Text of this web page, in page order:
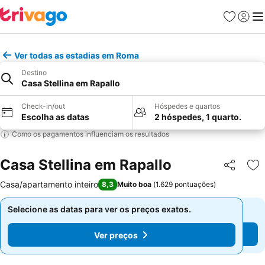
Favoritos
Iniciar
Ver todas as estadias em Roma
Destino
Casa Stellina em Rapallo
Check-in/out
Escolha as datas
Hóspedes e quartos
2 hóspedes, 1 quarto.
Como os pagamentos influenciam os resultados
Casa Stellina em Rapallo Partilhar
Casa/apartamento inteiro 8,3 Muito boa (1.629 pontuações)
Selecione as datas para ver os preços exatos.
Ver preços
Selecione as datas para ver os preços exatos.
Ver preços